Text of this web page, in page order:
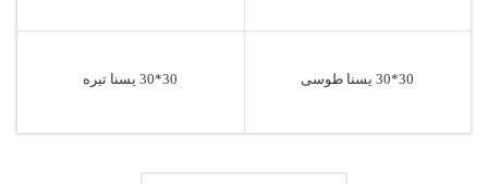
30*30 یسنا طوسی 30*30 یسنا تیره